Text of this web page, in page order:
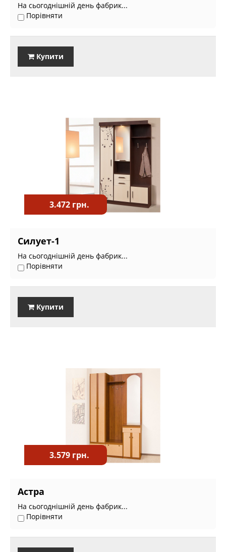
На сьогоднішній день фабрик...
Порівняти
Купити
3.472 грн.
Силует-1
На сьогоднішній день фабрик...
Порівняти
Купити
3.579 грн.
Астра
На сьогоднішній день фабрик...
Порівняти